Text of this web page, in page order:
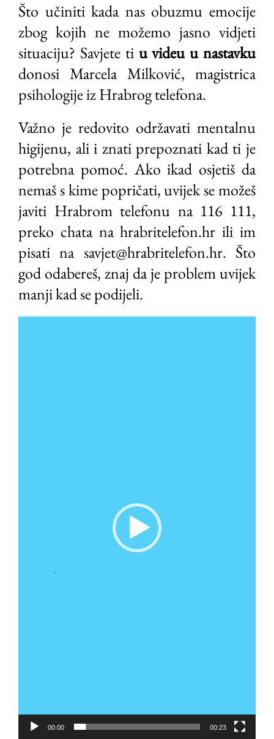
Što učiniti kada nas obuzmu emocije
zbog kojih ne možemo jasno vidjeti
situaciju? Savjete ti u videu u nastavku
donosi Marcela Milković, magistrica
psihologije iz Hrabrog telefona.
Važno je redovito održavati mentalnu
higijenu, ali i znati prepoznati kad ti je
potrebna pomoć. Ako ikad osjetiš da
nemaš s kime popričati, uvijek se možeš
javiti Hrabrom telefonu na 116 111,
preko chata na hrabritelefon.hr ili im
pisati na savjet@hrabritelefon.hr. Što
god odabereš, znaj da je problem uvijek
manji kad se podijeli.
00:00 00:23